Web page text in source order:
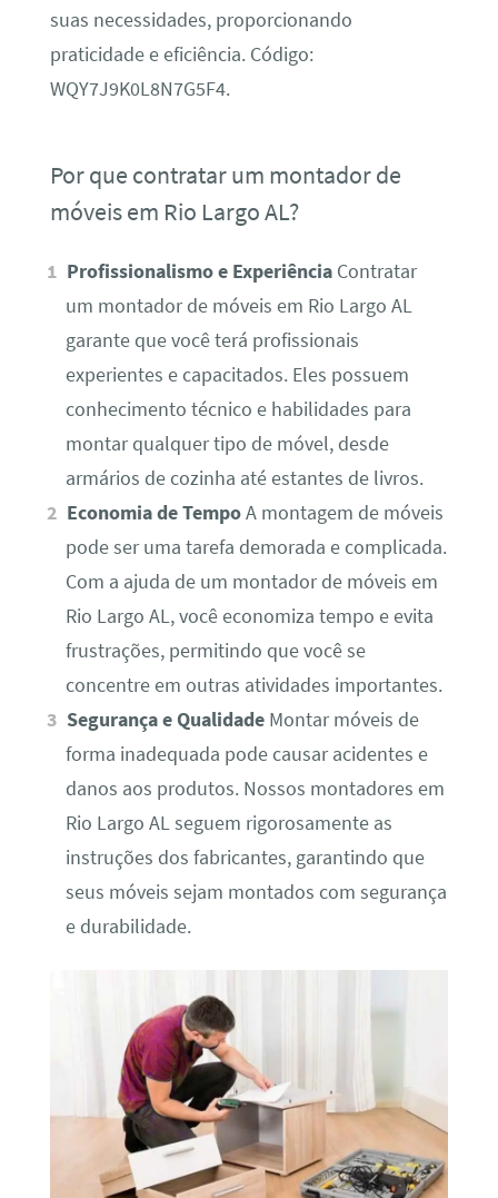
suas necessidades, proporcionando
praticidade e eficiência. Código:
WQY7J9K0L8N7G5F4.
Por que contratar um montador de
móveis em Rio Largo AL?
Profissionalismo e Experiência Contratar
um montador de móveis em Rio Largo AL
garante que você terá profissionais
experientes e capacitados. Eles possuem
conhecimento técnico e habilidades para
montar qualquer tipo de móvel, desde
armários de cozinha até estantes de livros.
Economia de TempoA montagem de móveis
pode ser uma tarefa demorada e complicada.
Com a ajuda de um montador de móveis em
Rio Largo AL, você economiza tempo e evita
frustrações, permitindo que você se
concentre em outras atividades importantes.
Segurança e Qualidade Montar móveis de
forma inadequada pode causar acidentes e
danos aos produtos. Nossos montadores em
Rio Largo AL seguem rigorosamente as
instruções dos fabricantes, garantindo que
seus móveis sejam montados com segurança
e durabilidade.